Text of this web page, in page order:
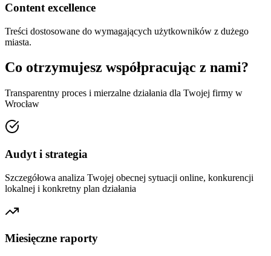
Content excellence
Treści dostosowane do wymagających użytkowników z dużego
miasta.
Co otrzymujesz współpracując z nami?
Transparentny proces i mierzalne działania dla Twojej firmy w
Wrocław
Audyt i strategia
Szczegółowa analiza Twojej obecnej sytuacji online, konkurencji
lokalnej i konkretny plan działania
Miesięczne raporty